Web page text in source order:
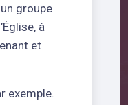
groupe
à
et
exemple.